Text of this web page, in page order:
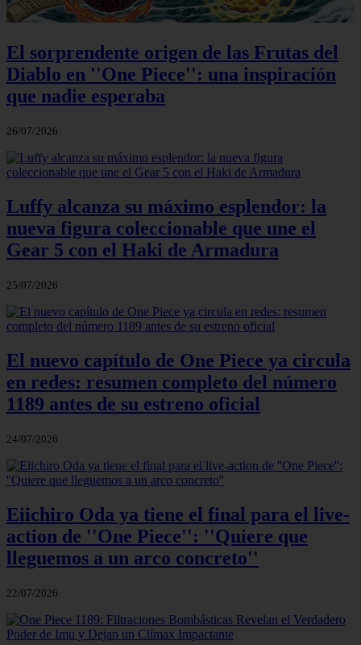
El sorprendente origen de las Frutas del
Diablo en ''One Piece'': una inspiración
que nadie esperaba
26/07/2026
Luffy alcanza su máximo esplendor: la
nueva figura coleccionable que une el
Gear 5 con el Haki de Armadura
25/07/2026
El nuevo capítulo de One Piece ya circula
en redes: resumen completo del número
1189 antes de su estreno oficial
24/07/2026
Eiichiro Oda ya tiene el final para el live-
action de ''One Piece'': ''Quiere que
lleguemos a un arco concreto''
22/07/2026